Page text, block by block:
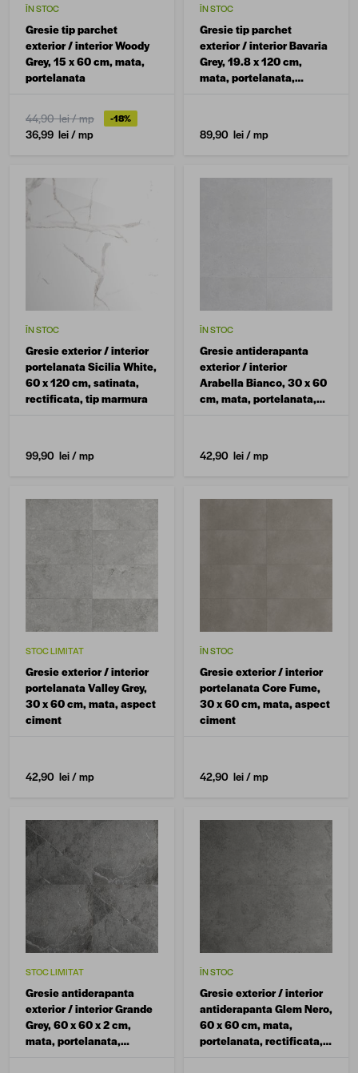
ÎN STOC
Gresie tip parchet
exterior / interior Woody
Grey, 15 x 60 cm, mata,
portelanata
44,90 lei/ mp -18%
36,99 lei/ mp
ÎN STOC
Gresie tip parchet
exterior / interior Bavaria
Grey, 19.8 x 120 cm,
mata, portelanata,
89,90 lei/ mp
ÎN STOC
Gresie exterior / interior
portelanata Sicilia White,
60 x 120 cm, satinata,
rectificata, tip marmura
99,90 lei/ mp
ÎN STOC
Gresie antiderapanta
exterior / interior
Arabella Bianco, 30 x 60
cm, mata, portelanata,
42,90 lei/ mp
STOC LIMITAT
Gresie exterior / interior
portelanata Valley Grey,
30 x 60 cm, mata, aspect
ciment
42,90 lei/ mp
ÎN STOC
Gresie exterior / interior
portelanata Core Fume,
30 x 60 cm, mata, aspect
ciment
42,90 lei/ mp
STOC LIMITAT
Gresie antiderapanta
exterior / interior Grande
Grey, 60 x 60 x 2 cm,
mata, portelanata,
ÎN STOC
Gresie exterior / interior
antiderapanta Glem Nero,
60 x 60 cm, mata,
portelanata, rectificata,